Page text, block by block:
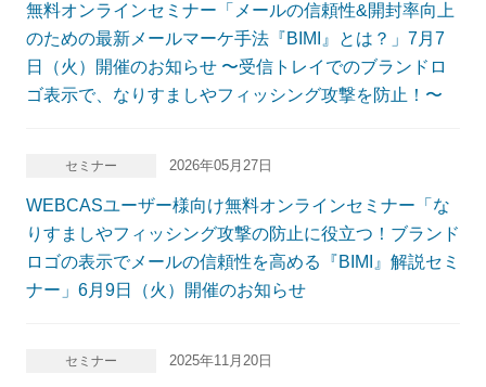
無料オンラインセミナー「メールの信頼性&開封率向上
のための最新メールマーケ手法『BIMI』とは？」7月7
日（火）開催のお知らせ 〜受信トレイでのブランドロ
ゴ表示で、なりすましやフィッシング攻撃を防止！〜
セミナー 2026年05月27日
WEBCASユーザー様向け無料オンラインセミナー「な
りすましやフィッシング攻撃の防止に役立つ！ブランド
ロゴの表示でメールの信頼性を高める『BIMI』解説セミ
ナー」6月9日（火）開催のお知らせ
セミナー 2025年11月20日